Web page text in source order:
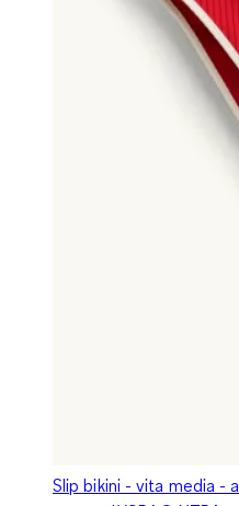
Slip bikini - vita media - a